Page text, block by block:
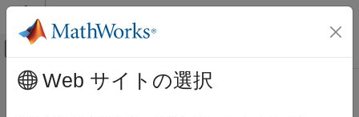
コンテンツへスキップ
オフキャンバス ナビゲーション メ
ドキュメンテーションのホーム
メインコンテンツ
CWE Rule 253
Web サイトの選択